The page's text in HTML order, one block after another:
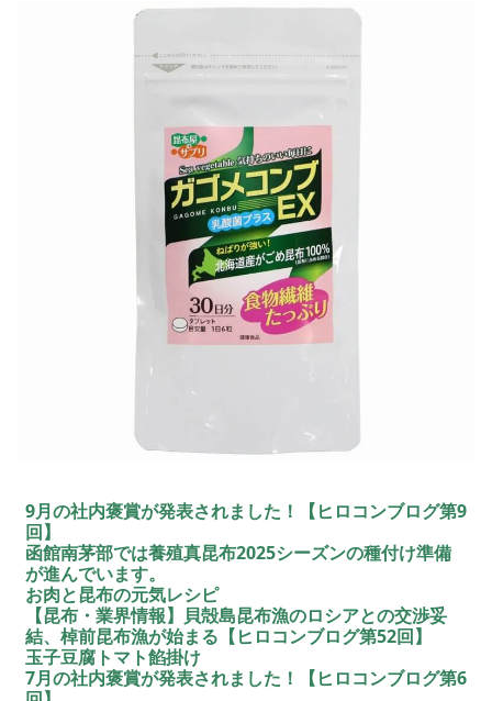
9月の社内褒賞が発表されました！【ヒロコンブログ第9
回】
函館南茅部では養殖真昆布2025シーズンの種付け準備
が進んでいます。
お肉と昆布の元気レシピ
【昆布・業界情報】貝殻島昆布漁のロシアとの交渉妥
結、棹前昆布漁が始まる【ヒロコンブログ第52回】
玉子豆腐トマト餡掛け
7月の社内褒賞が発表されました！【ヒロコンブログ第6